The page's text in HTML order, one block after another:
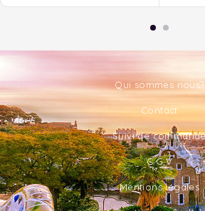
Qui sommes nous?
Contact
Suivi de
C.G.V
Mentions légales